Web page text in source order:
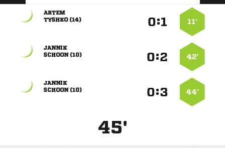
11’
:

 
42’
:

 
44’
:

 
45'